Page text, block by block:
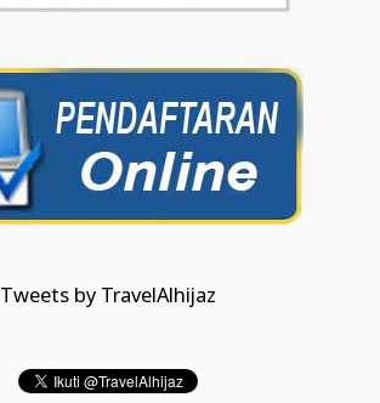
Tweets by TravelAlhijaz